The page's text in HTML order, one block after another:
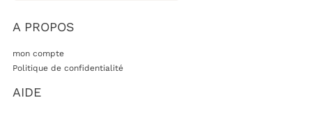
A PROPOS
mon compte
Politique de confidentialité
AIDE